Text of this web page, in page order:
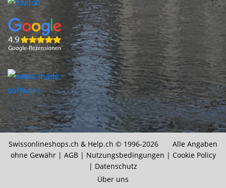
Swissonlineshops.ch & Help.ch © 1996-2026 Alle Angaben
ohne Gewähr | AGB| Nutzungsbedingungen | Cookie Policy
| Datenschutz
Über uns